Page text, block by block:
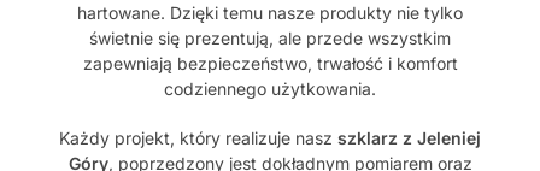
hartowane. Dzięki temu nasze produkty nie tylko
świetnie się prezentują, ale przede wszystkim
zapewniają bezpieczeństwo, trwałość i komfort
codziennego użytkowania.
Każdy projekt, który realizuje nasz szklarz z Jeleniej
Góry, poprzedzony jest dokładnym pomiarem oraz